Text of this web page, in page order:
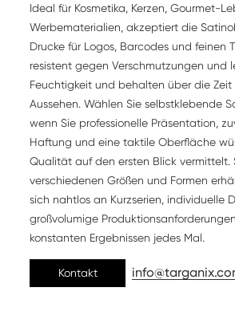
Ideal für Kosmetika, Kerzen, Gourmet-
Werbematerialien, akzeptiert die
Drucke für Logos, Barcodes und feinen
resistent gegen Verschmutzungen und
Feuchtigkeit und behalten über die Zeit
Aussehen. Wählen Sie selbstklebende
wenn Sie professionelle Präsentation,
Haftung und eine taktile Oberfläche
Qualität auf den ersten Blick vermittelt.
verschiedenen Größen und Formen
sich nahtlos an Kurzserien, individuelle
großvolumige
konstanten Ergebnissen jedes Mal.
Kontakt